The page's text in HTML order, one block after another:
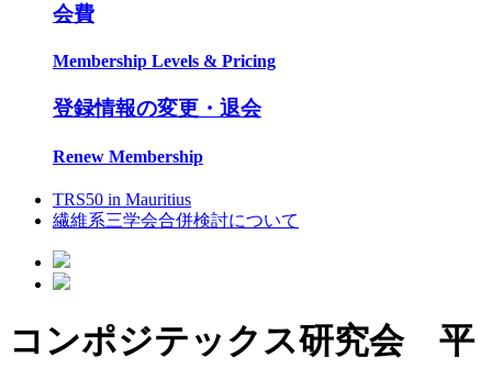
会費
Membership Levels & Pricing
登録情報の変更・退会
Renew Membership
TRS50 in Mauritius
繊維系三学会合併検討について
コンポジテックス研究会 平